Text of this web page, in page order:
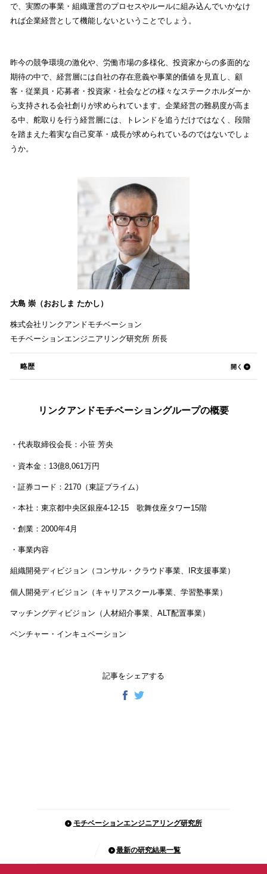
で、実際の事業・組織運営のプロセスやルールに組み込んでいかなけ
れば企業経営として機能しないということでしょう。
昨今の競争環境の激化や、労働市場の多様化、投資家からの多面的な
期待の中で、経営層には自社の存在意義や事業的価値を見直し、顧
客・従業員・応募者・投資家・社会などの様々なステークホルダーか
ら支持される会社創りが求められています。企業経営の難易度が高ま
る中、舵取りを行う経営層には、トレンドを追うだけではなく、段階
を踏まえた着実な自己変革・成長が求められているのではないでしょ
うか。
大島 崇（おおしま たかし）
株式会社リンクアンドモチベーション
モチベーションエンジニアリング研究所 所長
略歴
リンクアンドモチベーショングループの概要
・代表取締役会長：小笹 芳央
・資本金：13億8,061万円
・証券コード：2170（東証プライム）
・本社：東京都中央区銀座4-12-15 歌舞伎座タワー15階
・創業：2000年4月
・事業内容
組織開発ディビジョン（コンサル・クラウド事業、IR支援事業）
個人開発ディビジョン（キャリアスクール事業、学習塾事業）
マッチングディビジョン（人材紹介事業、ALT配置事業）
ベンチャー・インキュベーション
記事をシェアする
モチベーションエンジニアリング研究所
最新の研究結果一覧